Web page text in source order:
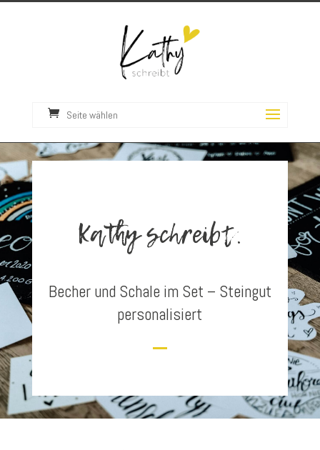
Seite wählen
Kathy schreibt.
Becher und Schale im Set – Steingut
personalisiert